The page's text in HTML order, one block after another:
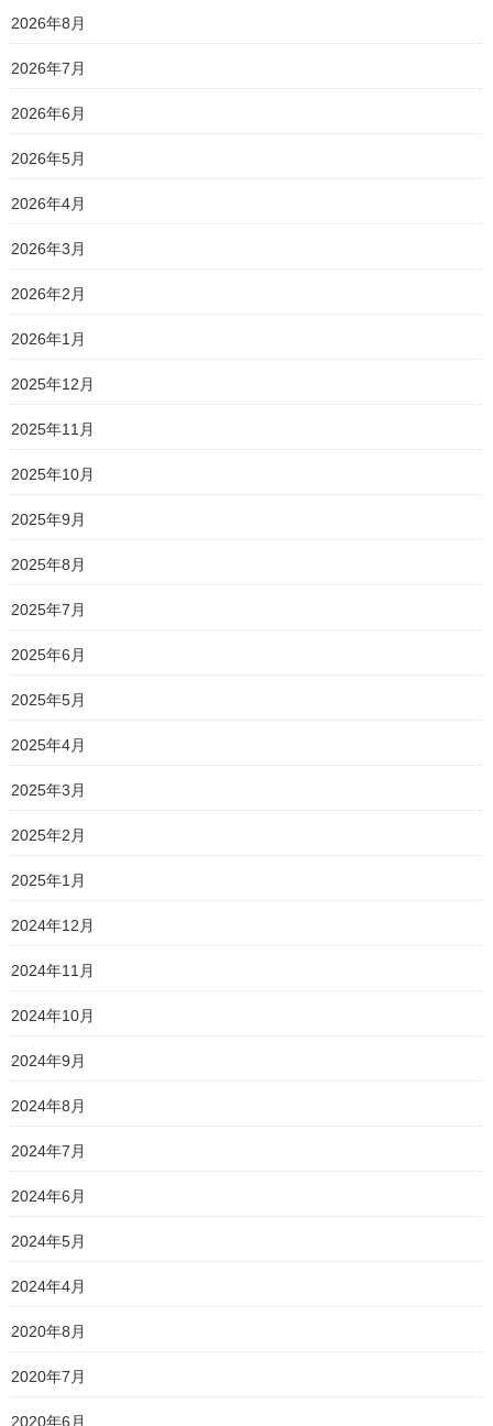
2026年8月
2026年7月
2026年6月
2026年5月
2026年4月
2026年3月
2026年2月
2026年1月
2025年12月
2025年11月
2025年10月
2025年9月
2025年8月
2025年7月
2025年6月
2025年5月
2025年4月
2025年3月
2025年2月
2025年1月
2024年12月
2024年11月
2024年10月
2024年9月
2024年8月
2024年7月
2024年6月
2024年5月
2024年4月
2020年8月
2020年7月
2020年6月